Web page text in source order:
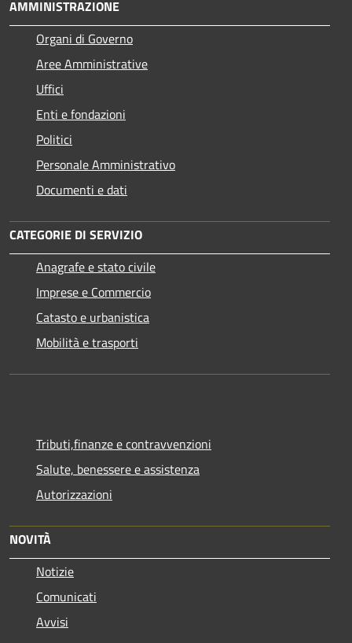
AMMINISTRAZIONE
Organi di Governo
Aree Amministrative
Uffici
Enti e fondazioni
Politici
Personale Amministrativo
Documenti e dati
CATEGORIE DI SERVIZIO
Anagrafe e stato civile
Imprese e Commercio
Catasto e urbanistica
Mobilità e trasporti
Tributi,finanze e contravvenzioni
Salute, benessere e assistenza
Autorizzazioni
NOVITÀ
Notizie
Comunicati
Avvisi